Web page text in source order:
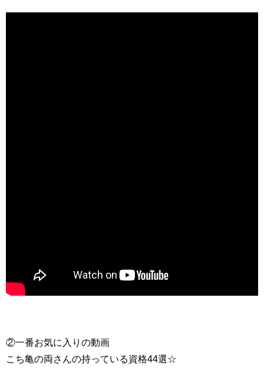
②一番お気に入りの動画
こち亀の両さんの持っている資格44選☆